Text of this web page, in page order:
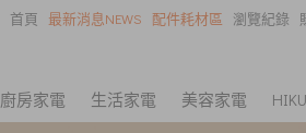
首頁 最新消息NEWS 配件耗材區 瀏覽紀錄
廚房家電 生活家電 美容家電